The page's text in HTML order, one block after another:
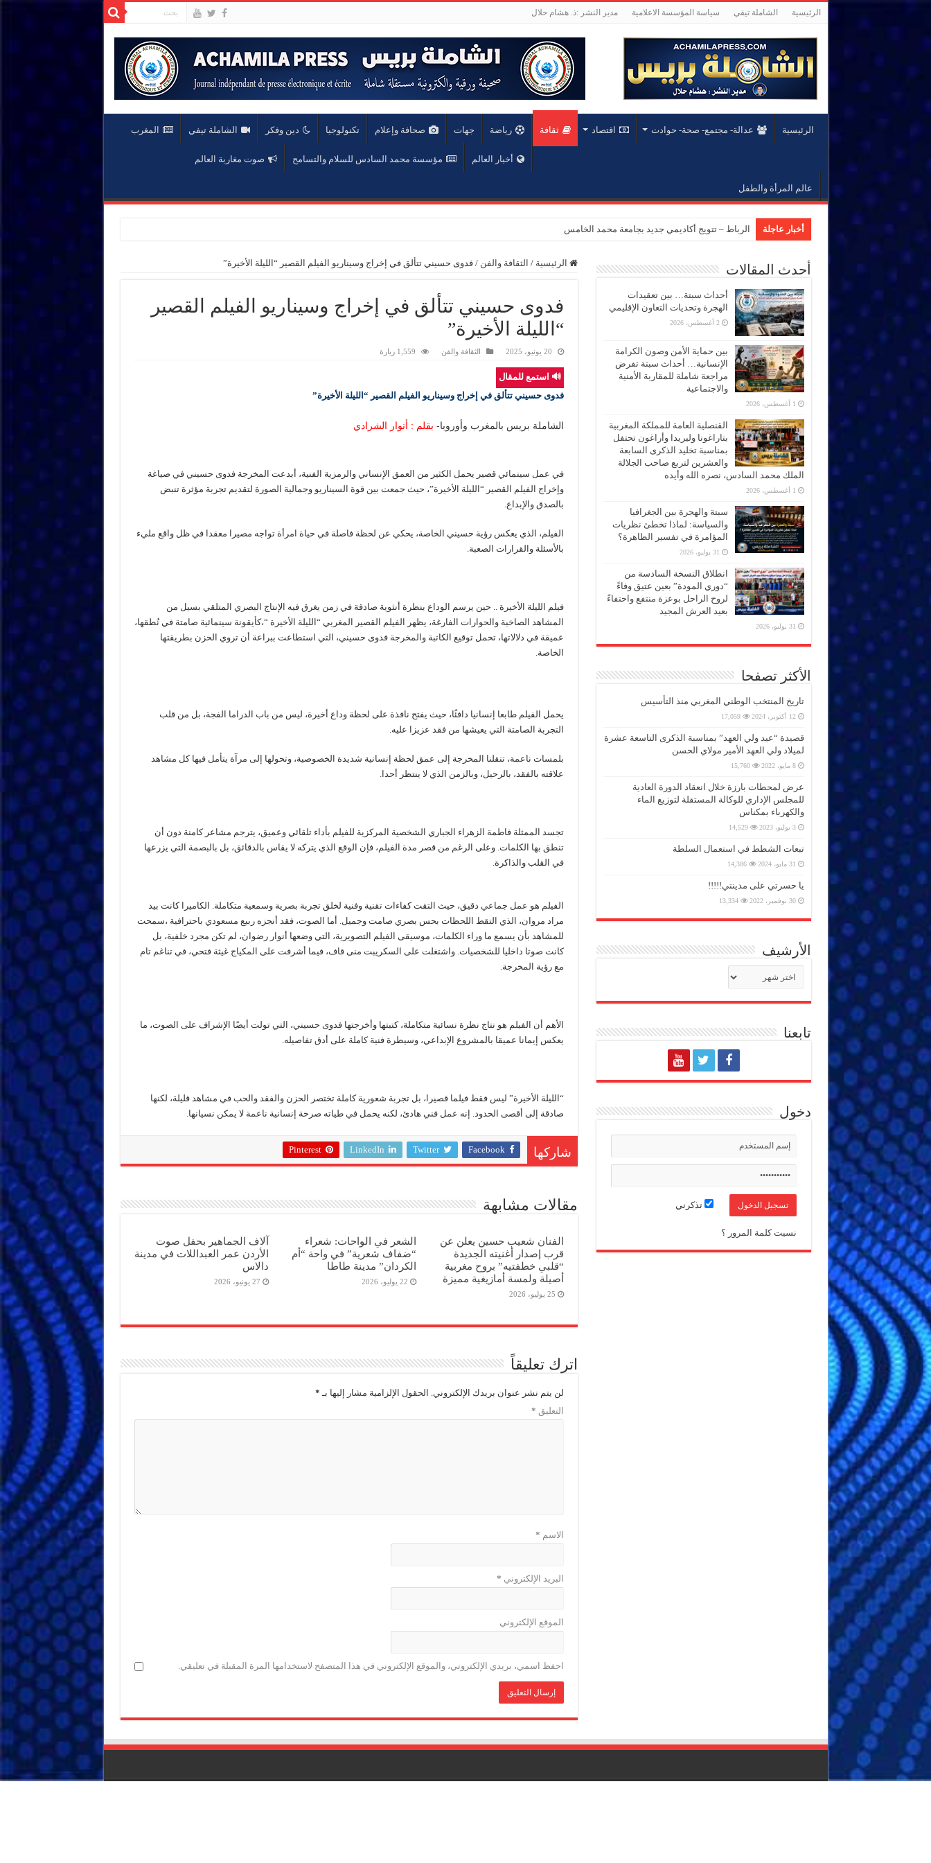
الرئيسية الشاملة تيفي سياسة المؤسسة الاعلامية مدير النشر :ذ. هشام حلال
الرئيسية عدالة- مجتمع- صحة- حوادت اقتصاد ثقافة رياضة جهات صحافة وإعلام تكنولوجيا دين وفكر الشاملة تيفي المغرب
أخبار العالم مؤسسة محمد السادس للسلام والتسامح صوت مغاربة العالم
عالم المرأة والطفل
أخبار عاجلة الرباط – تتويج أكاديمي جديد بجامعة محمد الخامس
الرئيسية / الثقافة والفن / فدوى حسيني تتألق في إخراج وسيناريو الفيلم القصير “الليلة الأخيرة”
فدوى حسيني تتألق في إخراج وسيناريو الفيلم القصير
“الليلة الأخيرة”
20 يونيو، 2025 الثقافة والفن 1,559 زيارة
🔊 استمع للمقال
فدوى حسيني تتألق في إخراج وسيناريو الفيلم القصير “الليلة الأخيرة”
الشاملة بريس بالمغرب وأوروبا- بقلم : أنوار الشرادي
في عمل سينمائي قصير يحمل الكثير من العمق الإنساني والرمزية الفنية، أبدعت المخرجة فدوى حسيني في صياغة
وإخراج الفيلم القصير “الليلة الأخيرة”، حيث جمعت بين قوة السيناريو وجمالية الصورة لتقديم تجربة مؤثرة تنبض
بالصدق والإبداع.
الفيلم، الذي يعكس رؤية حسيني الخاصة، يحكي عن لحظة فاصلة في حياة امرأة تواجه مصيرا معقدا في ظل واقع مليء
بالأسئلة والقرارات الصعبة.
فيلم الليلة الأخيرة .. حين يرسم الوداع بنظرة أنثوية صادقة في زمن يغرق فيه الإنتاج البصري المتلقي بسيل من
المشاهد الصاخبة والحوارات الفارغة، يظهر الفيلم القصير المغربي “الليلة الأخيرة “،كأيقونة سينمائية صامتة في نُطقها،
عميقة في دلالاتها، تحمل توقيع الكاتبة والمخرجة فدوى حسيني، التي استطاعت ببراعة أن تروي الحزن بطريقتها
الخاصة.
يحمل الفيلم طابعا إنسانيا دافئًا، حيث يفتح نافذة على لحظة وداع أخيرة، ليس من باب الدراما الفجة، بل من قلب
التجربة الصامتة التي يعيشها من فقد عزيزا عليه.
بلمسات ناعمة، تنقلنا المخرجة إلى عمق لحظة إنسانية شديدة الخصوصية، وتحولها إلى مرآة يتأمل فيها كل مشاهد
علاقته بالفقد، بالرحيل، وبالزمن الذي لا ينتظر أحدا.
تجسد الممثلة فاطمة الزهراء الجباري الشخصية المركزية للفيلم بأداء تلقائي وعميق، يترجم مشاعر كامنة دون أن
تنطق بها الكلمات. وعلى الرغم من قصر مدة الفيلم، فإن الوقع الذي يتركه لا يقاس بالدقائق، بل بالبصمة التي يزرعها
في القلب والذاكرة.
الفيلم هو عمل جماعي دقيق، حيث التقت كفاءات تقنية وفنية لخلق تجربة بصرية وسمعية متكاملة. الكاميرا كانت بيد
مراد مروان، الذي التقط اللحظات بحس بصري صامت وجميل. أما الصوت، فقد أنجزه ربيع مسعودي باحترافية ،سمحت
للمشاهد بأن يسمع ما وراء الكلمات، موسيقى الفيلم التصويرية، التي وضعها أنوار رضوان، لم تكن مجرد خلفية، بل
كانت صوتا داخليا للشخصيات. واشتغلت على السكريبت منى قاف، فيما أشرفت على المكياج غيثة فتحي، في تناغم تام
مع رؤية المخرجة.
الأهم أن الفيلم هو نتاج نظرة نسائية متكاملة، كتبتها وأخرجتها فدوى حسيني، التي تولت أيضًا الإشراف على الصوت، ما
يعكس إيمانا عميقا بالمشروع الإبداعي، وسيطرة فنية كاملة على أدق تفاصيله.
“الليلة الأخيرة” ليس فقط فيلما قصيرا، بل تجربة شعورية كاملة تختصر الحزن والفقد والحب في مشاهد قليلة، لكنها
صادقة إلى أقصى الحدود. إنه عمل فني هادئ، لكنه يحمل في طياته صرخة إنسانية ناعمة لا يمكن نسيانها.
شاركها Facebook
Twitter
LinkedIn
Pinterest
مقالات مشابهة
الفنان شعيب حسين يعلن عن
قرب إصدار أغنيته الجديدة
“قلبي خطفتيه” بروح مغربية
أصيلة ولمسة أمازيغية مميزة
25 يوليو، 2026
الشعر في الواحات: شعراء
“ضفاف شعرية” في واحة “أم
الكردان” مدينة طاطا
22 يوليو، 2026
آلاف الجماهير بحفل صوت
الأردن عمر العبداللات في مدينة
دالاس
27 يونيو، 2026
اترك تعليقاً
لن يتم نشر عنوان بريدك الإلكتروني. الحقول الإلزامية مشار إليها بـ *
التعليق *
الاسم *
البريد الإلكتروني *
الموقع الإلكتروني
احفظ اسمي، بريدي الإلكتروني، والموقع الإلكتروني في هذا المتصفح لاستخدامها المرة المقبلة في تعليقي.
أحدث المقالات
أحداث سبتة… بين تعقيدات
الهجرة وتحديات التعاون الإقليمي
2 أغسطس، 2026
بين حماية الأمن وصون الكرامة
الإنسانية… أحداث سبتة تفرض
مراجعة شاملة للمقاربة الأمنية
والاجتماعية
1 أغسطس، 2026
القنصلية العامة للمملكة المغربية
بتاراغونا وليريدا وأراغون تحتفل
بمناسبة تخليد الذكرى السابعة
والعشرين لتربع صاحب الجلالة
الملك محمد السادس، نصره الله وأيده
1 أغسطس، 2026
سبتة والهجرة بين الجغرافيا
والسياسة: لماذا تخطئ نظريات
المؤامرة في تفسير الظاهرة؟
31 يوليو، 2026
انطلاق النسخة السادسة من
“دوري المودة” بعين عتيق وفاءً
لروح الراحل بوعزة منتفع واحتفاءً
بعيد العرش المجيد
31 يوليو، 2026
الأكثر تصفحا
تاريخ المنتخب الوطني المغربي منذ التأسيس
12 أكتوبر، 2024 17,059
قصيدة “عيد ولي العهد” بمناسبة الذكرى التاسعة عشرة
لميلاد ولي العهد الأمير مولاي الحسن
8 مايو، 2022 15,760
عرض لمحطات بارزة خلال انعقاد الدورة العادية
للمجلس الإداري للوكالة المستقلة لتوزيع الماء
والكهرباء بمكناس
3 يوليو، 2023 14,529
تبعات الشطط في استعمال السلطة
31 مايو، 2024 14,386
يا حسرتي على مدينتي!!!!!
30 نوفمبر، 2022 13,334
الأرشيف
تابعنا
دخول
تذكرني
نسيت كلمة المرور ؟